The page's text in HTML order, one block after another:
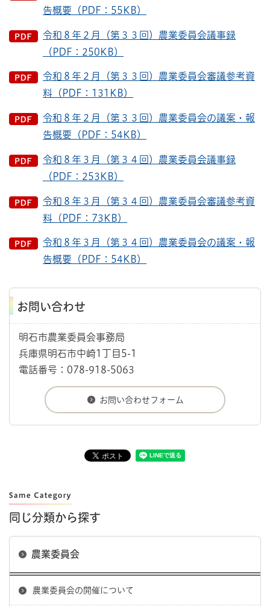
告概要（PDF：55KB）
令和８年２月（第３３回）農業委員会議事録
（PDF：250KB）
令和８年２月（第３３回）農業委員会審議参考資
料（PDF：131KB）
令和８年２月（第３３回）農業委員会の議案・報
告概要（PDF：54KB）
令和８年３月（第３４回）農業委員会議事録
（PDF：253KB）
令和８年３月（第３４回）農業委員会審議参考資
料（PDF：73KB）
令和８年３月（第３４回）農業委員会の議案・報
告概要（PDF：54KB）
お問い合わせ
明石市農業委員会事務局
兵庫県明石市中崎1丁目5-1
電話番号：078-918-5063
同じ分類から探す
農業委員会
農業委員会の開催について